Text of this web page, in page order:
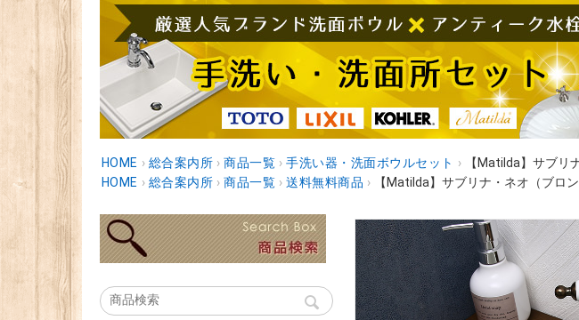
HOME › 総合案内所 › 商品一覧 › 手洗い器・洗面ボウルセット ›
【Matilda】サブリ
HOME › 総合案内所 › 商品一覧 › 送料無料商品 › 【Matilda】サブリナ・ネオ（ブロ